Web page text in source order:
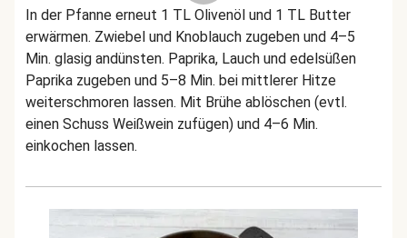
In der Pfanne erneut 1 TL Olivenöl und 1 TL Butter
erwärmen. Zwiebel und Knoblauch zugeben und 4–5
Min. glasig andünsten. Paprika, Lauch und edelsüßen
Paprika zugeben und 5–8 Min. bei mittlerer Hitze
weiterschmoren lassen. Mit Brühe ablöschen (evtl.
einen Schuss Weißwein zufügen) und 4–6 Min.
einkochen lassen.